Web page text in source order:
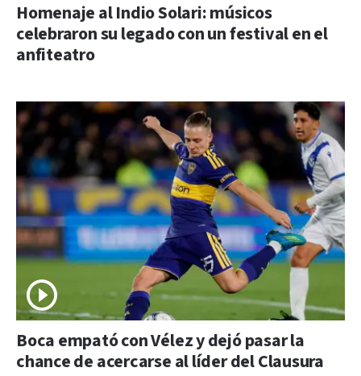
Homenaje al Indio Solari: músicos
celebraron su legado con un festival en el
anfiteatro
Boca empató con Vélez y dejó pasar la
chance de acercarse al líder del Clausura